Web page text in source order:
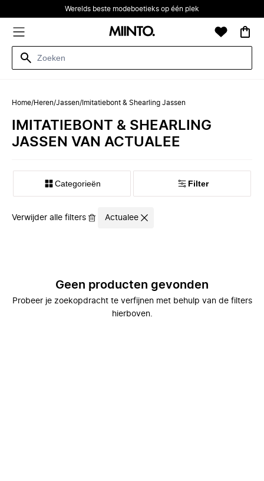
Werelds beste modeboetieks op één plek
Home/Heren/Jassen/ Imitatiebont & Shearling Jassen
IMITATIEBONT & SHEARLING
JASSEN VAN ACTUALEE
Categorieën Filter
Verwijder alle filters Actualee
Geen producten gevonden
Probeer je zoekopdracht te verfijnen met behulp van de filters
hierboven.